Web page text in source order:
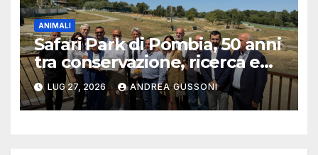
ANIMALI
Safari Park di Pombia, 50 anni
tra conservazione, ricerca e
divertimento: celebrato
l’anniversario
LUG 27, 2026 ANDREA GUSSONI